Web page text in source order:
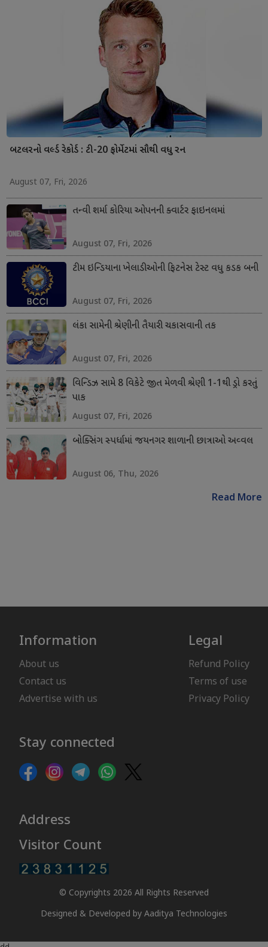
બટલરનો વર્લ્ડ રેકોર્ડ : ટી-20 ફોર્મેટમાં સૌથી વધુ રન
August 07, Fri, 2026
તન્વી શર્મા કોરિયા ઓપનની ક્વાર્ટર ફાઇનલમાં
August 07, Fri, 2026
ટીમ ઇન્ડિયાના ખેલાડીઓની ફિટનેસ ટેસ્ટ વધુ કડક બની
August 07, Fri, 2026
લંકા સામેની શ્રેણીની તૈયારી ચકાસવાની તક
August 07, Fri, 2026
વિન્ડિઝ સામે 8 વિકેટે જીત મેળવી શ્રેણી 1-1થી ડ્રો કરતું
પાક
August 07, Fri, 2026
બોક્સિંગ સ્પર્ધામાં જયનગર શાળાની છાત્રાઓ અવ્વલ
August 06, Thu, 2026
Read More
Information
About us
Contact us
Advertise with us
Legal
Refund Policy
Terms of use
Privacy Policy
Stay connected
Address
Visitor Count
© Copyrights 2026 All Rights Reserved
Designed & Developed by Aaditya Technologies